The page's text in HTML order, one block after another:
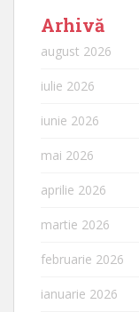
Arhivă
august 2026
iulie 2026
iunie 2026
mai 2026
aprilie 2026
martie 2026
februarie 2026
ianuarie 2026